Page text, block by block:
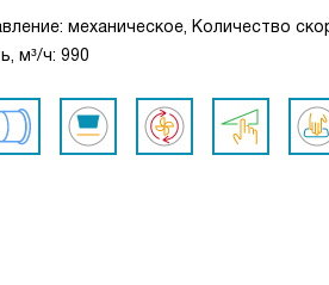
механическое, Количество
м³/ч: 990